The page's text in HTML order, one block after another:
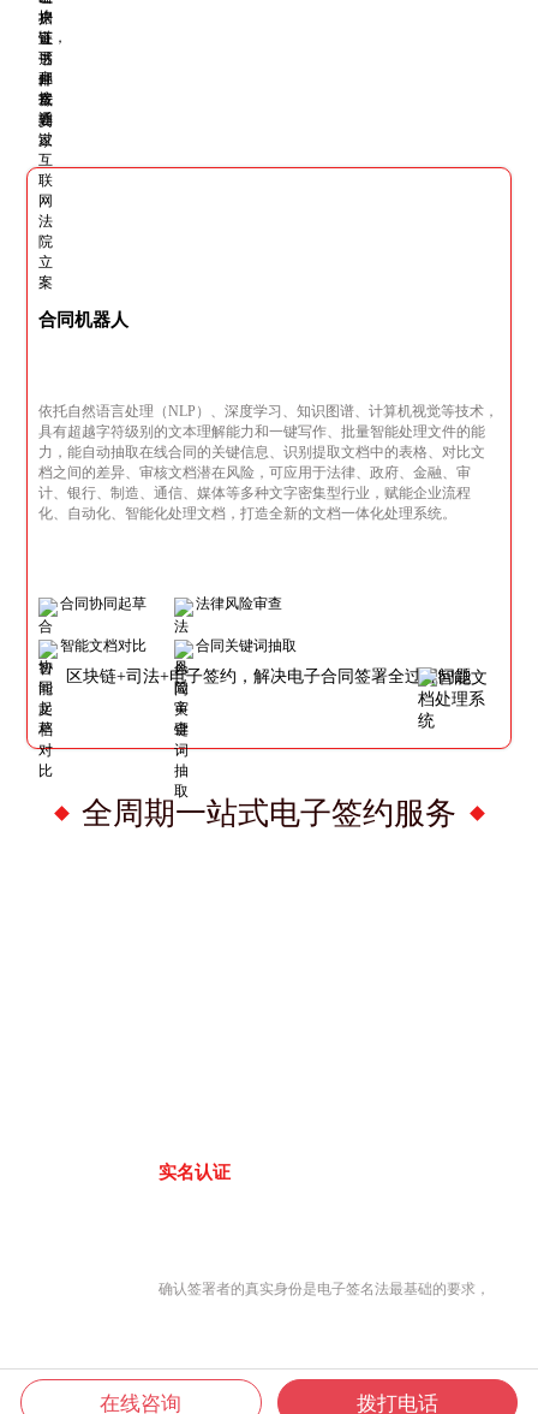
合同机器人
依托自然语言处理（NLP）、深度学习、知识图谱、计算机视觉等技术，
具有超越字符级别的文本理解能力和一键写作、批量智能处理文件的能
力，能自动抽取在线合同的关键信息、识别提取文档中的表格、对比文
档之间的差异、审核文档潜在风险，可应用于法律、政府、金融、审
计、银行、制造、通信、媒体等多种文字密集型行业，赋能企业流程
化、自动化、智能化处理文档，打造全新的文档一体化处理系统。
合同协同起草 法律风险审查
智能文档对比 合同关键词抽取
全周期一站式电子签约服务
区块链+司法+电子签约，解决电子合同签署全过程问题
实名认证
确认签署者的真实身份是电子签名法最基础的要求，
在线咨询 拨打电话